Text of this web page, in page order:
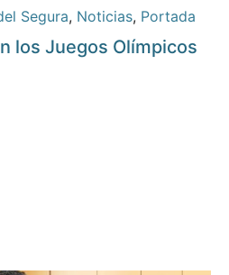
Segura, Noticias, Portada
los Juegos Olímpicos